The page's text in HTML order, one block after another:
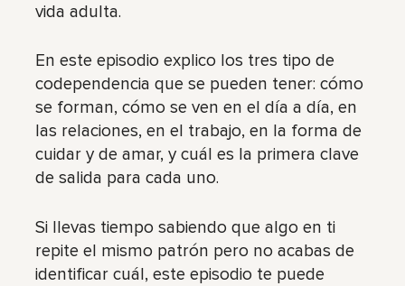
vida adulta.
En este episodio explico los tres tipo de
codependencia que se pueden tener: cómo
se forman, cómo se ven en el día a día, en
las relaciones, en el trabajo, en la forma de
cuidar y de amar, y cuál es la primera clave
de salida para cada uno.
Si llevas tiempo sabiendo que algo en ti
repite el mismo patrón pero no acabas de
identificar cuál, este episodio te puede